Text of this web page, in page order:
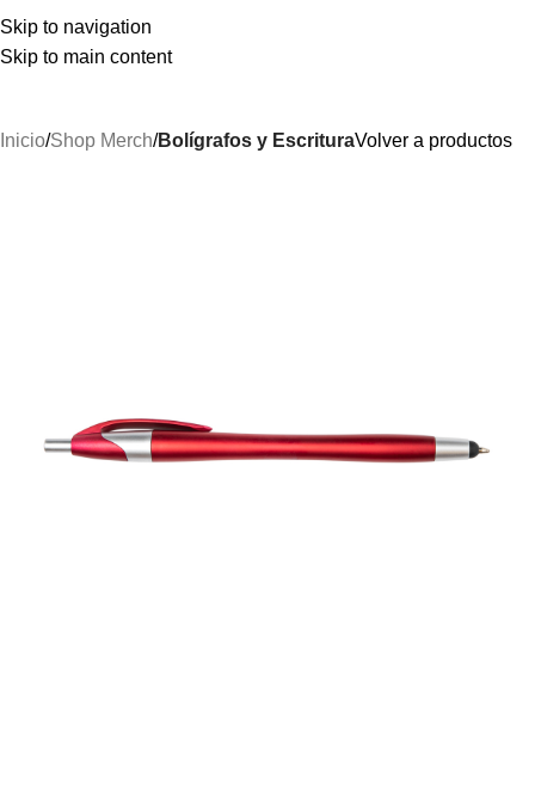
Skip to navigation
Skip to main content
Inicio Shop Merch Bolígrafos y EscrituraVolver a productos